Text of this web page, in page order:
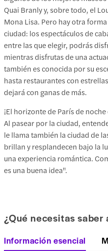
Quai Branly y, sobre todo, el
Mona Lisa. Pero hay otra
ciudad: los espectáculos de
entre las que elegir, podrás
mientras disfrutas de una
también es conocida por su
hasta restaurantes con
dejará con ganas de más.
¡El horizonte de París de
Al pasear por la ciudad,
le llama también la ciudad de
brillan y resplandecen bajo la
una experiencia romántica.
es una buena idea".
¿Qué necesitas
Información esencial